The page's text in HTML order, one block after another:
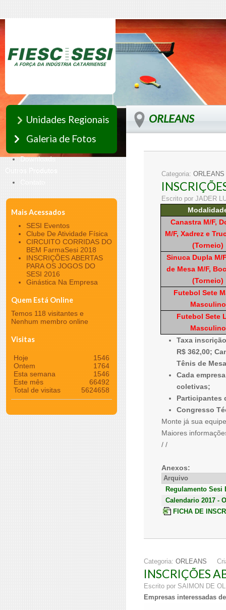
Unidades Regionais
Galeria de Fotos
Downloads
Outros Produtos
Contato
Mais Acessados
SESI Eventos
Clube De Atividade Física
CIRCUITO CORRIDAS DO
BEM FarmaSesi 2018
INSCRIÇÕES ABERTAS
PARA OS JOGOS DO
SESI 2016
Ginástica Na Empresa
Quem Está Online
Temos 118 visitantes e
Nenhum membro online
Visitas
Hoje
1546
Ontem
1764
Esta semana
1546
Este mês
66492
Total de visitas
5624658
ORLEANS
Categoria: ORLEANS
Escrito por JADER
Canastra M/F,
M/F, Xadrez e
(Torneio)
Sinuca Dupla M/
de Mesa M/F,
(Torneio)
Futebol Sete
Masculino
Futebol Sete
Masculino
Taxa
R$ 362,00;
Tênis de
Cada
coletivas;
Participantes
Congresso
Monte já sua
Maiores
/ /
Anexos:
Arquivo
Regulamento Sesi
Calendario 2017 -
FICHA DE
Categoria: ORLEANS
INSCRIÇÕES
Escrito por SAIMON DE
Empresas interessadas